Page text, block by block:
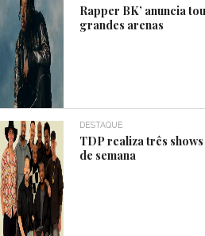
Rapper BK’ anuncia
grandes arenas
DESTAQUE
TDP realiza três
de semana